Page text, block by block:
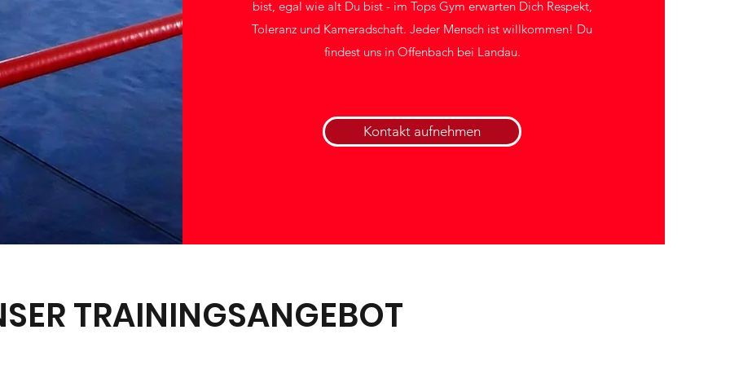
bist, egal wie alt Du bist - im Tops Gym erwarten Dich Respekt,
Toleranz und Kameradschaft. Jeder Mensch ist willkommen! Du
findest uns in Offenbach bei Landau.
Kontakt aufnehmen
TRAININGSANGEBOT